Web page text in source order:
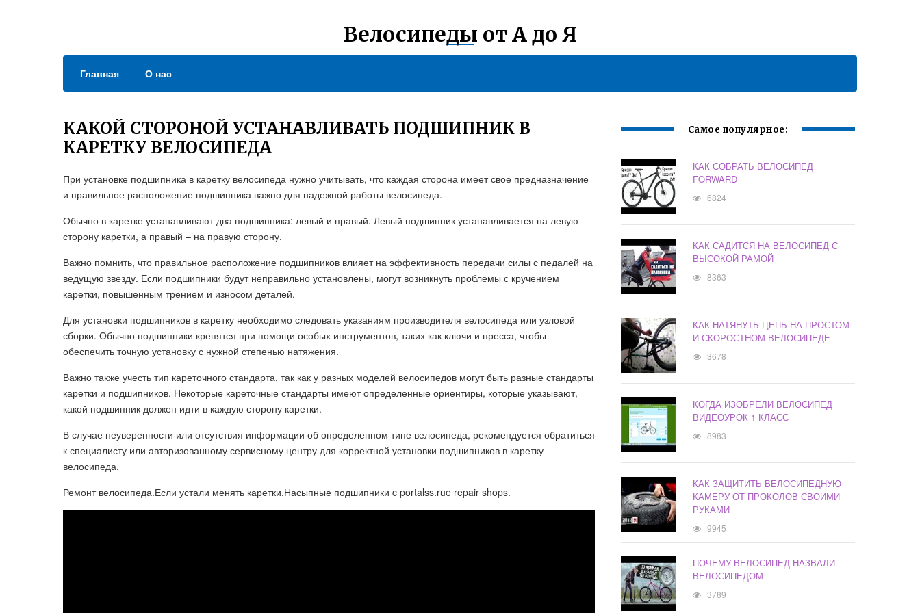
Велосипеды от А до Я
Главная О нас
КАКОЙ СТОРОНОЙ УСТАНАВЛИВАТЬ ПОДШИПНИК В
КАРЕТКУ ВЕЛОСИПЕДА
При установке подшипника в каретку велосипеда нужно учитывать, что каждая сторона имеет свое предназначение
и правильное расположение подшипника важно для надежной работы велосипеда.
Обычно в каретке устанавливают два подшипника: левый и правый. Левый подшипник устанавливается на левую
сторону каретки, а правый – на правую сторону.
Важно помнить, что правильное расположение подшипников влияет на эффективность передачи силы с педалей на
ведущую звезду. Если подшипники будут неправильно установлены, могут возникнуть проблемы с кручением
каретки, повышенным трением и износом деталей.
Для установки подшипников в каретку необходимо следовать указаниям производителя велосипеда или узловой
сборки. Обычно подшипники крепятся при помощи особых инструментов, таких как ключи и пресса, чтобы
обеспечить точную установку с нужной степенью натяжения.
Важно также учесть тип кареточного стандарта, так как у разных моделей велосипедов могут быть разные стандарты
каретки и подшипников. Некоторые кареточные стандарты имеют определенные ориентиры, которые указывают,
какой подшипник должен идти в каждую сторону каретки.
В случае неуверенности или отсутствия информации об определенном типе велосипеда, рекомендуется обратиться
к специалисту или авторизованному сервисному центру для корректной установки подшипников в каретку
велосипеда.
Ремонт велосипеда.Если устали менять каретки.Насыпные подшипники c portalss.rue repair shops.
Самое популярное:
КАК СОБРАТЬ ВЕЛОСИПЕД
FORWARD
6824
КАК САДИТСЯ НА ВЕЛОСИПЕД С
ВЫСОКОЙ РАМОЙ
8363
КАК НАТЯНУТЬ ЦЕПЬ НА ПРОСТОМ
И СКОРОСТНОМ ВЕЛОСИПЕДЕ
3678
КОГДА ИЗОБРЕЛИ ВЕЛОСИПЕД
ВИДЕОУРОК 1 КЛАСС
8983
КАК ЗАЩИТИТЬ ВЕЛОСИПЕДНУЮ
КАМЕРУ ОТ ПРОКОЛОВ СВОИМИ
РУКАМИ
9945
ПОЧЕМУ ВЕЛОСИПЕД НАЗВАЛИ
ВЕЛОСИПЕДОМ
3789